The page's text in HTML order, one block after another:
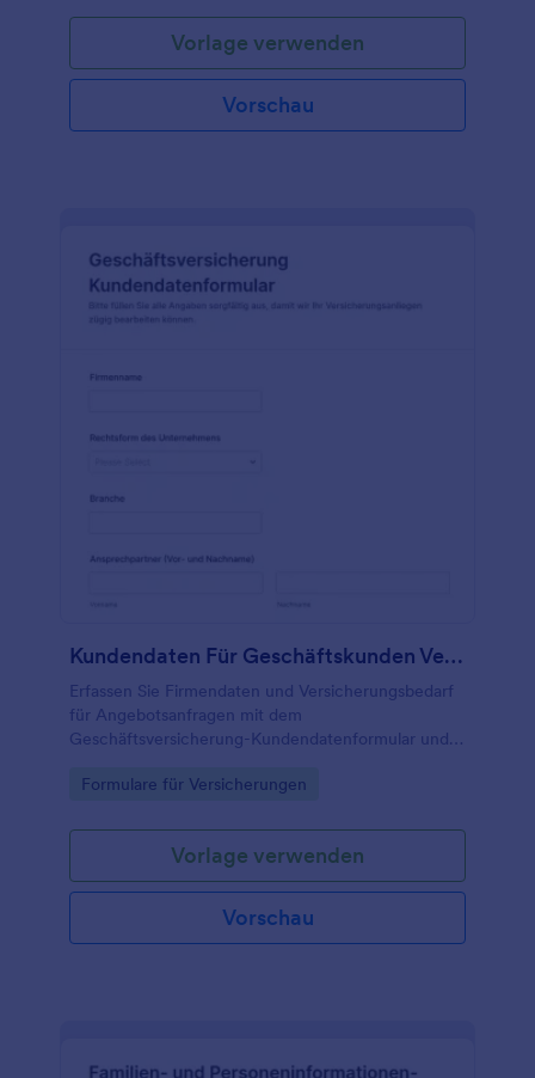
Vorlage verwenden
Vorschau
Kundendaten Für Geschäftskunden Versicherung Form
Erfassen Sie Firmendaten und Versicherungsbedarf
für Angebotsanfragen mit dem
Geschäftsversicherung-Kundendatenformular und
Maklerbüros, Vermittler und Beratungen.
Go to Category:
Formulare für Versicherungen
Vorlage verwenden
Vorschau